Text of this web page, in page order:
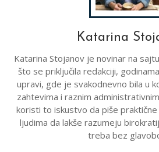
Katarina
Katarina Stojanov je novinar na
što se priključila redakciji,
upravi, gde je svakodnevno bila u
zahtevima i raznim
koristi to iskustvo da piše
ljudima da lakše razumeju
treba bez